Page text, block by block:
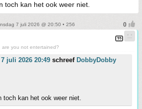
toch kan het ook weer niet.
7 juli 2026 @ 20:50 • 256
are you not entertained?
juli 2026 20:49 schreef DobbyDobby
toch kan het ook weer niet.